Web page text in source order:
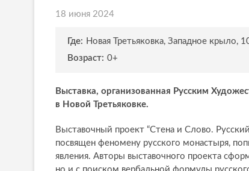
18 июня 2024
Где: Новая Третьяковка, Западное крыло,
Возраст: 0+
Выставка, организованная Русским
в Новой Третьяковке.
Выставочный проект “Стена и Слово.
посвящен феномену русского монастыря,
явления. Авторы выставочного проекта